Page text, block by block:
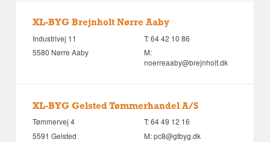
XL-BYG Brejnholt Nørre Aaby
Industrivej 11
5580 Nørre Aaby
T:64 42 10 86
M:
noerreaaby@brejnholt.dk
XL-BYG Gelsted Tømmerhandel A/S
Tømmervej 4
5591 Gelsted
T:64 49 12 16
M:pc8@gtbyg.dk